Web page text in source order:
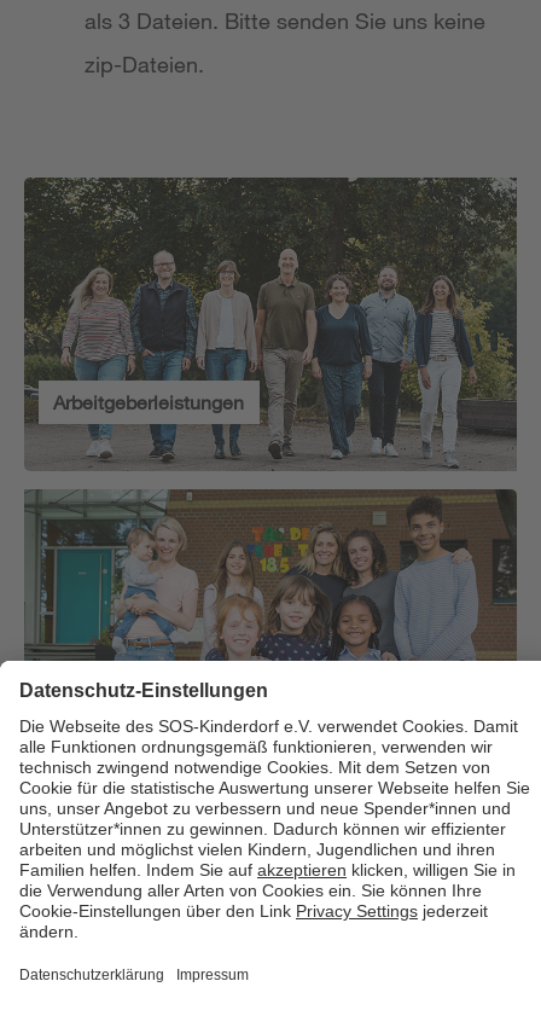
als 3 Dateien. Bitte senden Sie uns keine
zip-Dateien.
Arbeitgeberleistungen